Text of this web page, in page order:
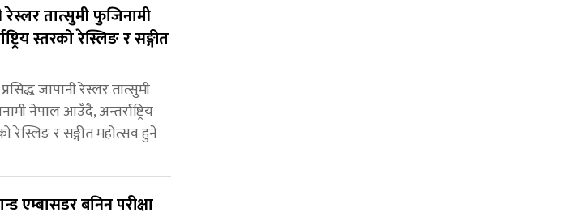
रेस्लर तात्सुमी फुजिनामी
स्तरको रेस्लिङ र सङ्गीत
जापानी रेस्लर तात्सुमी
नेपाल आउँदै, अन्तर्राष्ट्रिय
रेस्लिङ र सङ्गीत महोत्सव हुने
एम्बासडर बनिन परीक्षा